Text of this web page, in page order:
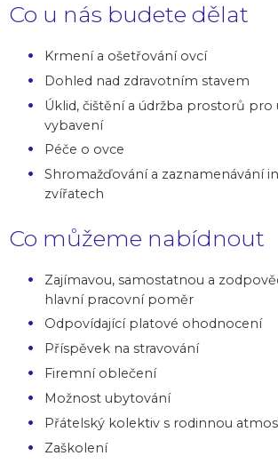
Co u nás budete dělat
Krmení a ošetřování ovcí
Dohled nad zdravotním stavem
Úklid, čištění a údržba prostorů pro
vybavení
Péče o ovce
Shromažďování a zaznamenávání
zvířatech
Co můžeme nabídnout
Zajímavou, samostatnou a
hlavní pracovní poměr
Odpovídající platové ohodnocení
Příspěvek na stravování
Firemní oblečení
Možnost ubytování
Přátelský kolektiv s rodinnou
Zaškolení